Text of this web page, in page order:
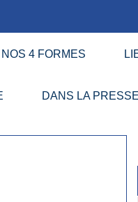
NOS 4 FORMES
DANS LA PRESSE